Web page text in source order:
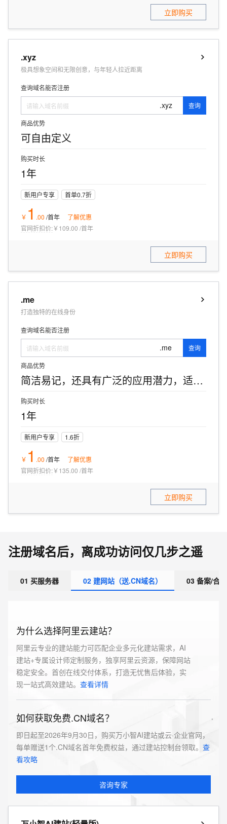
立即购买
.xyz
极具想象空间和无限创意，与年轻人拉近距离
查询域名能否注册
.xyz 查询
商品优势
可自由定义
购买时长
1年
新用户专享 首单0.7折
￥ 1 .00 /首年
了解优惠
官网折扣价:￥109.00 /首年
立即购买
.me
打造独特的在线身份
查询域名能否注册
.me 查询
商品优势
简洁易记，还具有广泛的应用潜力，适合个人品牌、创业项目以及创意内容的展示。
购买时长
1年
新用户专享 1.6折
￥ 1 .00 /首年
了解优惠
官网折扣价:￥135.00 /首年
立即购买
注册域名后，离成功访问仅几步之遥
01 买服务器 02 建网站（送.CN域名） 03 备案/合规
为什么选择阿里云建站？
阿里云专业的建站能力可匹配企业多元化建站需求，AI
建站+专属设计师定制服务，独享阿里云资源，保障网站
稳定安全。首创在线交付体系，打造无忧售后体验，实
现一站式高效建站。 查看详情
如何获取免费.CN域名？
即日起至2026年9月30日，购买万小智AI建站或云·企业官网，
每单赠送1个.CN域名首年免费权益，通过建站控制台领取。 查
看攻略
咨询专家